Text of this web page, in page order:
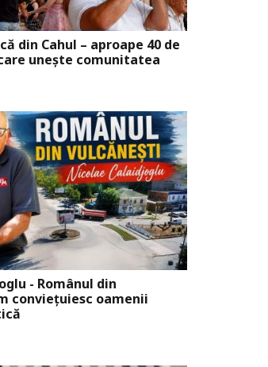
din Cahul – aproape 40 de
unește comunitatea
- Românul din
conviețuiesc oamenii